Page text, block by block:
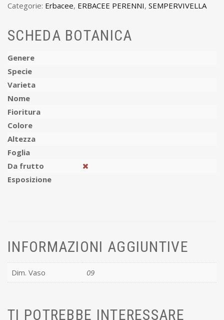
Categorie: Erbacee, ERBACEE PERENNI, SEMPERVIVELLA
SCHEDA BOTANICA
Genere
Specie
Varieta
Nome
Fioritura
Colore
Altezza
Foglia
Da frutto
Esposizione
INFORMAZIONI AGGIUNTIVE
Dim. Vaso 09
TI POTREBBE INTERESSARE